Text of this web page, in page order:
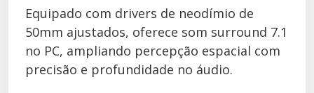
Equipado com drivers de neodímio de
50mm ajustados, oferece som surround 7.1
no PC, ampliando percepção espacial com
precisão e profundidade no áudio.